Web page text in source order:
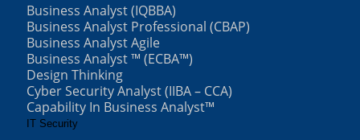
Business Analyst (IQBBA)
Business Analyst Professional (CBAP)
Business Analyst Agile
Business Analyst ™ (ECBA™)
Design Thinking
Cyber Security Analyst (IIBA – CCA)
Capability In Business Analyst™
IT Security